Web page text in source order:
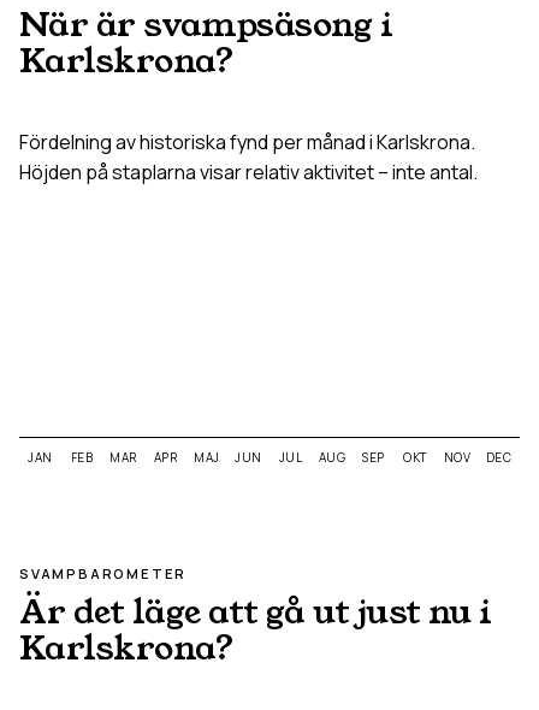
När är svampsäsong i
Karlskrona?
Fördelning av historiska fynd per månad iKarlskrona.
Höjden på staplarna visar relativ aktivitet – inte antal.
JAN FEB MAR APR MAJ JUN JUL AUG SEP OKT NOV DEC
SVAMPBAROMETER
Är det läge att gå ut just nu i
Karlskrona?